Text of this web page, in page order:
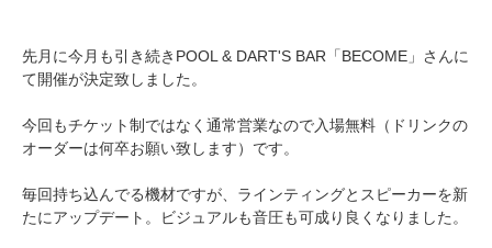
先月に今月も引き続きPOOL & DART'S BAR「BECOME」さんに
て開催が決定致しました。
今回もチケット制ではなく通常営業なので入場無料（ドリンクの
オーダーは何卒お願い致します）です。
毎回持ち込んでる機材ですが、ラインティングとスピーカーを新
たにアップデート。ビジュアルも音圧も可成り良くなりました。